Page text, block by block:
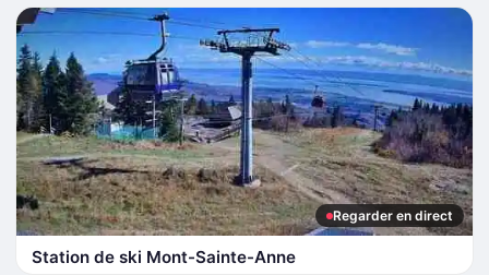
Regarder en direct
Station de ski Mont-Sainte-Anne